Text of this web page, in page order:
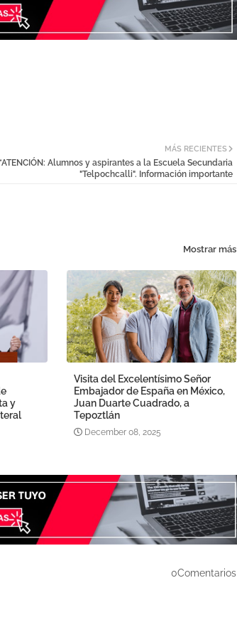
MÁS RECIENTES
*ATENCIÓN: Alumnos y aspirantes a la Escuela Secundaria
"Telpochcalli". Información importante
Mostrar más
y
Visita del Excelentísimo Señor
Embajador de España en México,
Juan Duarte Cuadrado, a
Tepoztlán
December 08, 2025
0Comentarios